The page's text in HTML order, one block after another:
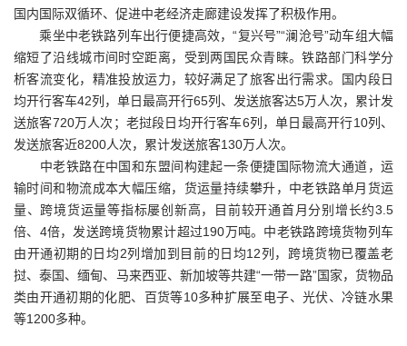
国内国际双循环、促进中老经济走廊建设发挥了积极作用。
乘坐中老铁路列车出行便捷高效，“复兴号”“澜沧号”动车组大幅
缩短了沿线城市间时空距离，受到两国民众青睐。铁路部门科学分
析客流变化，精准投放运力，较好满足了旅客出行需求。国内段日
均开行客车42列，单日最高开行65列、发送旅客达5万人次，累计发
送旅客720万人次；老挝段日均开行客车6列，单日最高开行10列、
发送旅客近8200人次，累计发送旅客130万人次。
中老铁路在中国和东盟间构建起一条便捷国际物流大通道，运
输时间和物流成本大幅压缩，货运量持续攀升，中老铁路单月货运
量、跨境货运量等指标屡创新高，目前较开通首月分别增长约3.5
倍、4倍，发送跨境货物累计超过190万吨。中老铁路跨境货物列车
由开通初期的日均2列增加到目前的日均12列，跨境货物已覆盖老
挝、泰国、缅甸、马来西亚、新加坡等共建“一带一路”国家，货物品
类由开通初期的化肥、百货等10多种扩展至电子、光伏、冷链水果
等1200多种。